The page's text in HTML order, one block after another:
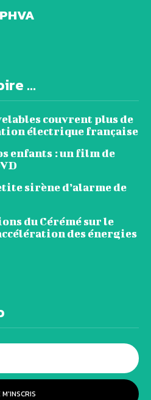
...
couvrent plus de
électrique française
enfants : un film de
sirène d’alarme de
du Cérémé sur le
des énergies
M'INSCRIS